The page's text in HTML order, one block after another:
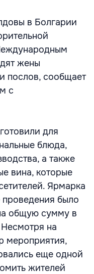
в Болгарии
жены
послов, сообщает
с
для
блюда,
а также
вина, которые
Ярмарка
проведения было
общую сумму в
на
мероприятия,
еще одной
жителей